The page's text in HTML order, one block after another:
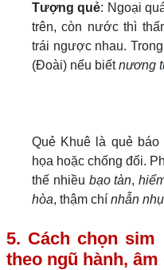
Tượng quẻ: Ngoại
trên, còn nước thì
trái ngược nhau.
(Đoài) nếu biếtnương
Quẻ Khuê là quẻ
họa hoặc chống đối.
thế nhiều bạo tàn,
hòa, thậm chí nhẫn
5. Cách chọn
theo ngũ hành,